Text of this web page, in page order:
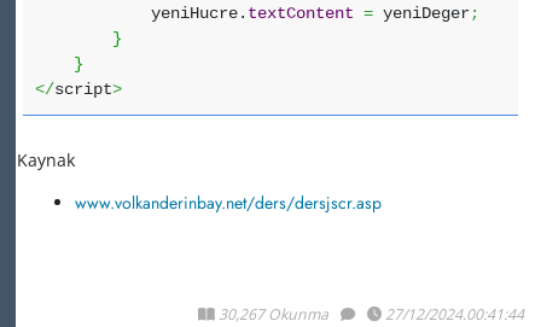
yeniHucre. textContent = yeniDeger;
}
}
</script>
Kaynak
www.volkanderinbay.net/ders/dersjscr.asp
30,267 Okunma 27/12/2024.00:41:44